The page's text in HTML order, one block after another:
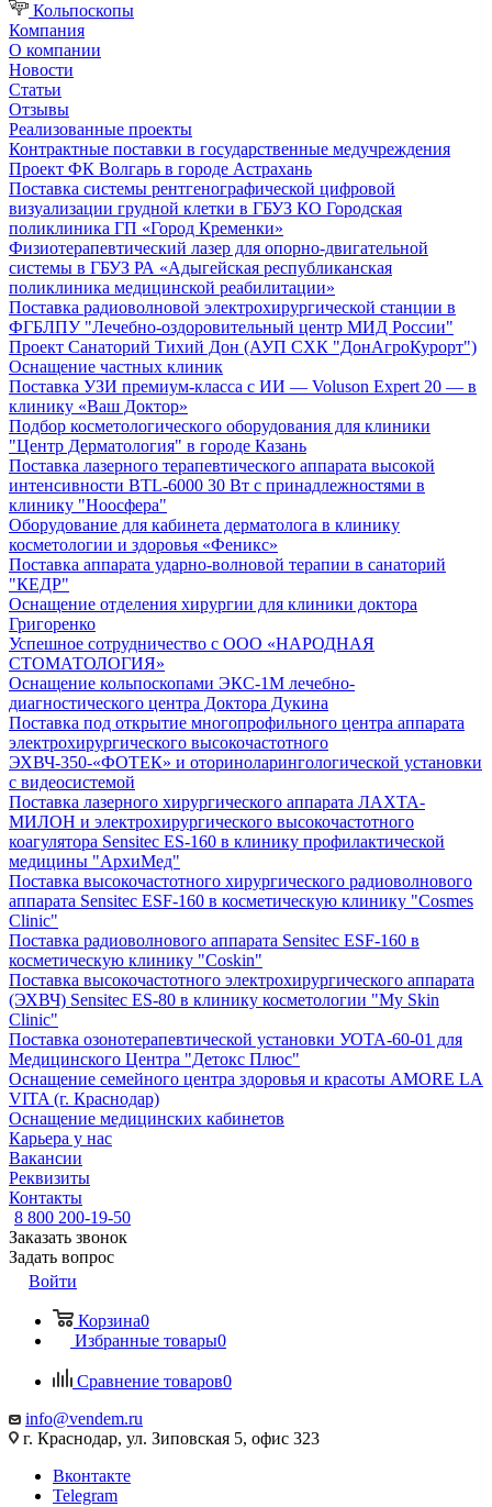
Кольпоскопы
Компания
О компании
Новости
Статьи
Отзывы
Реализованные проекты
Контрактные поставки в государственные медучреждения
Проект ФК Волгарь в городе Астрахань
Поставка системы рентгенографической цифровой
визуализации грудной клетки в ГБУЗ КО Городская
поликлиника ГП «Город Кременки»
Физиотерапевтический лазер для опорно-двигательной
системы в ГБУЗ РА «Адыгейская республиканская
поликлиника медицинской реабилитации»
Поставка радиоволновой электрохирургической станции в
ФГБЛПУ "Лечебно-оздоровительный центр МИД России"
Проект Санаторий Тихий Дон (АУП СХК "ДонАгроКурорт")
Оснащение частных клиник
Поставка УЗИ премиум-класса с ИИ — Voluson Expert 20 — в
клинику «Ваш Доктор»
Подбор косметологического оборудования для клиники
"Центр Дерматология" в городе Казань
Поставка лазерного терапевтического аппарата высокой
интенсивности BTL-6000 30 Вт с принадлежностями в
клинику "Ноосфера"
Оборудование для кабинета дерматолога в клинику
косметологии и здоровья «Феникс»
Поставка аппарата ударно-волновой терапии в санаторий
"КЕДР"
Оснащение отделения хирургии для клиники доктора
Григоренко
Успешное сотрудничество с ООО «НАРОДНАЯ
СТОМАТОЛОГИЯ»
Оснащение кольпоскопами ЭКС-1М лечебно-
диагностического центра Доктора Дукина
Поставка под открытие многопрофильного центра аппарата
электрохирургического высокочастотного
ЭХВЧ-350-«ФОТЕК» и оториноларингологической установки
с видеосистемой
Поставка лазерного хирургического аппарата ЛАХТА-
МИЛОН и электрохирургического высокочастотного
коагулятора Sensitec ES-160 в клинику профилактической
медицины "АрхиМед"
Поставка высокочастотного хирургического радиоволнового
аппарата Sensitec ESF-160 в косметическую клинику "Cosmes
Clinic"
Поставка радиоволнового аппарата Sensitec ESF-160 в
косметическую клинику "Coskin"
Поставка высокочастотного электрохирургического аппарата
(ЭХВЧ) Sensitec ES-80 в клинику косметологии "My Skin
Clinic"
Поставка озонотерапевтической установки УОТА-60-01 для
Медицинского Центра "Детокс Плюс"
Оснащение семейного центра здоровья и красоты AMORE LA
VITA (г. Краснодар)
Оснащение медицинских кабинетов
Карьера у нас
Вакансии
Реквизиты
Контакты
8 800 200-19-50
Заказать звонок
Задать вопрос
Войти
Корзина0
Избранные товары0
Сравнение товаров0
info@vendem.ru
г. Краснодар, ул. Зиповская 5, офис 323
Вконтакте
Telegram